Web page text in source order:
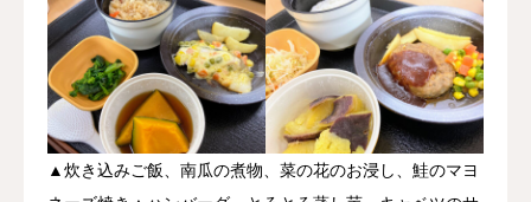
▲炊き込みご飯、南瓜の煮物、菜の花のお浸し、鮭のマヨ